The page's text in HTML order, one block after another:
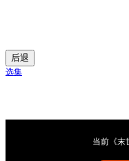
后退
选集
当前《末